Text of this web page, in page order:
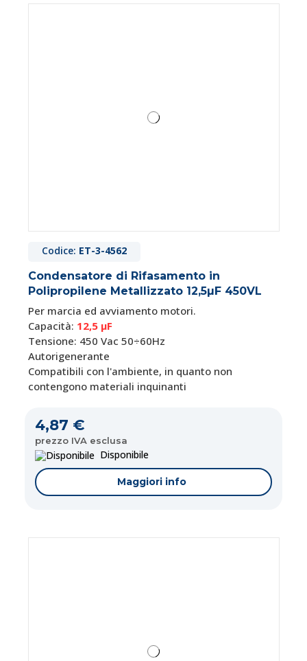
Codice: ET-3-4562
Condensatore di Rifasamento in
Polipropilene Metallizzato 12,5µF 450VL
Per marcia ed avviamento motori.
Capacità: 12,5 μF
Tensione: 450 Vac 50÷60Hz
Autorigenerante
Compatibili con l'ambiente, in quanto non
contengono materiali inquinanti
4,87 €
prezzo IVA esclusa
Disponibile
Maggiori info